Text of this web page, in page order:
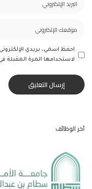
احفظ اسمي، بريدي
لاستخدامها المرة المقبلة
آخر الوظائف